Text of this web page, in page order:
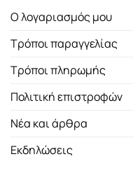
Ο λογαριασμός μου
Τρόποι παραγγελίας
Τρόποι πληρωμής
Πολιτική επιστροφών
Νέα και άρθρα
Εκδηλώσεις